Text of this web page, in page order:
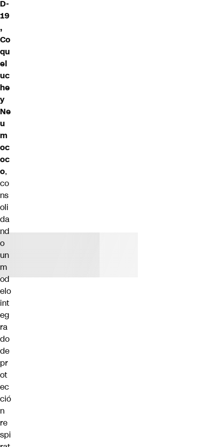
D-
19
,
Co
qu
el
uc
he
y
Ne
u
m
oc
oc
o,
co
ns
oli
da
nd
o
un
m
od
elo
int
eg
ra
do
de
pr
ot
ec
ció
n
re
spi